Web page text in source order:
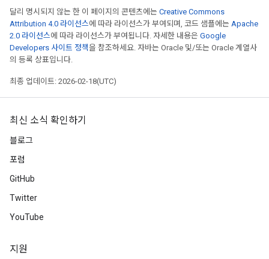
달리 명시되지 않는 한 이 페이지의 콘텐츠에는 Creative Commons
Attribution 4.0 라이선스에 따라 라이선스가 부여되며, 코드 샘플에는 Apache
2.0 라이선스에 따라 라이선스가 부여됩니다. 자세한 내용은 Google
Developers 사이트 정책을 참조하세요. 자바는 Oracle 및/또는 Oracle 계열사
의 등록 상표입니다.
최종 업데이트: 2026-02-18(UTC)
최신 소식 확인하기
블로그
포럼
GitHub
Twitter
YouTube
지원